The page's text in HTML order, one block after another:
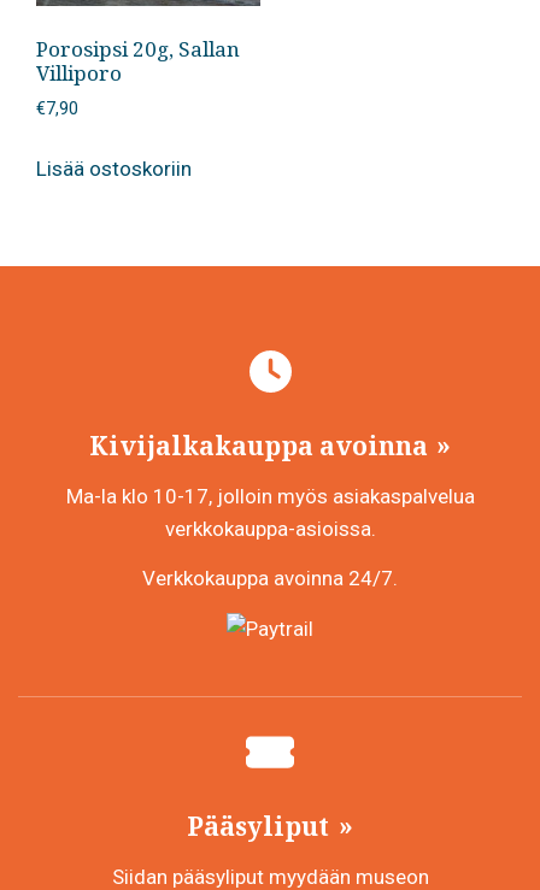
Porosipsi 20g, Sallan
Villiporo
€7,90
Lisää ostoskoriin
Kivijalkakauppa avoinna
Ma-la klo 10-17, jolloin myös asiakaspalvelua
verkkokauppa-asioissa.
Verkkokauppa avoinna 24/7.
Pääsyliput
Siidan pääsyliput myydään museon